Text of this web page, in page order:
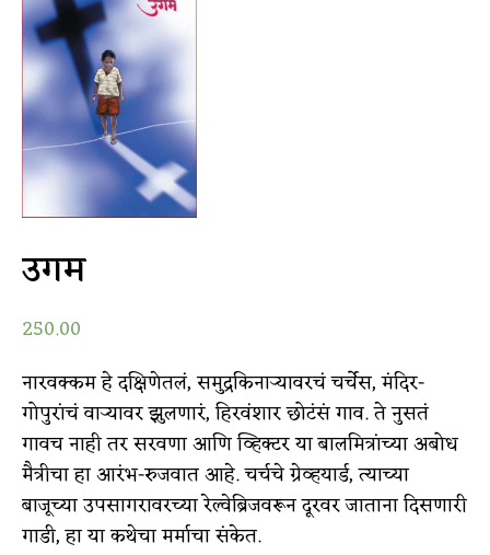
उगम
250.00
नारवक्कम हे दक्षिणेतलं, समुद्रकिनाऱ्यावरचं चर्चेस, मंदिर-
गोपुरांचं वाऱ्यावर झुलणारं, हिरवंशार छोटंसं गाव. ते नुसतं
गावच नाही तर सरवणा आणि व्हिक्टर या बालमित्रांच्या अबोध
मैत्रीचा हा आरंभ-रुजवात आहे. चर्चचे ग्रेव्हयार्ड, त्याच्या
बाजूच्या उपसागरावरच्या रेल्वेब्रिजवरून दूरवर जाताना दिसणारी
गाडी, हा या कथेचा मर्माचा संकेत.